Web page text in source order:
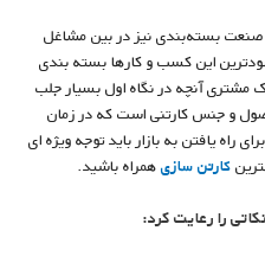
صنعت بسته‌بندی نیز در بین مشاغل
این کسب‌ و کارها بسته بندی
مشتری آنچه در نگاه اول بسیار جلب
و جنس کارتنی است که در زمان
راه یافتن به بازار باید توجه ویژه ای
کارتن سازی همراه باشید.
را رعایت کرد: